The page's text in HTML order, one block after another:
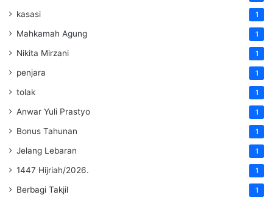
kasasi 1
Mahkamah Agung 1
Nikita Mirzani 1
penjara 1
tolak 1
Anwar Yuli Prastyo 1
Bonus Tahunan 1
Jelang Lebaran 1
1447 Hijriah/2026. 1
Berbagi Takjil 1